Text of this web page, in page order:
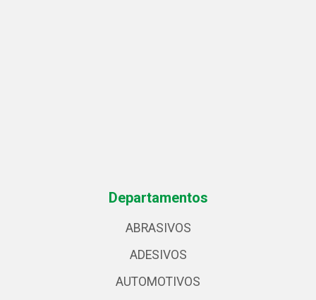
Departamentos
ABRASIVOS
ADESIVOS
AUTOMOTIVOS